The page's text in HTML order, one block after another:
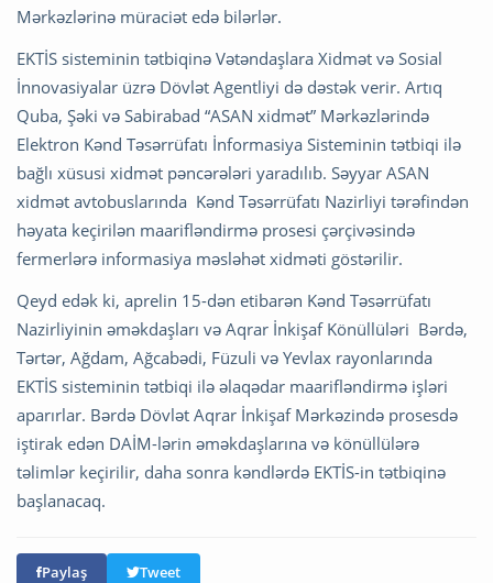
Mərkəzlərinə müraciət edə bilərlər.
EKTİS sisteminin tətbiqinə Vətəndaşlara Xidmət və Sosial
İnnovasiyalar üzrə Dövlət Agentliyi də dəstək verir. Artıq
Quba, Şəki və Sabirabad “ASAN xidmət” Mərkəzlərində
Elektron Kənd Təsərrüfatı İnformasiya Sisteminin tətbiqi ilə
bağlı xüsusi xidmət pəncərələri yaradılıb. Səyyar ASAN
xidmət avtobuslarında Kənd Təsərrüfatı Nazirliyi tərəfindən
həyata keçirilən maarifləndirmə prosesi çərçivəsində
fermerlərə informasiya məsləhət xidməti göstərilir.
Qeyd edək ki, aprelin 15-dən etibarən Kənd Təsərrüfatı
Nazirliyinin əməkdaşları və Aqrar İnkişaf Könüllüləri Bərdə,
Tərtər, Ağdam, Ağcabədi, Füzuli və Yevlax rayonlarında
EKTİS sisteminin tətbiqi ilə əlaqədar maarifləndirmə işləri
aparırlar. Bərdə Dövlət Aqrar İnkişaf Mərkəzində prosesdə
iştirak edən DAİM-lərin əməkdaşlarına və könüllülərə
təlimlər keçirilir, daha sonra kəndlərdə EKTİS-in tətbiqinə
başlanacaq.
Paylaş Tweet